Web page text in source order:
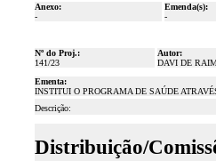
Anexo:
-
Emenda(s):
-
Nº do Proj.:
141/23
Autor:
DAVI DE
Ementa:
INSTITUI O PROGRAMA DE SAÚDE
Descrição:
Distribuição/